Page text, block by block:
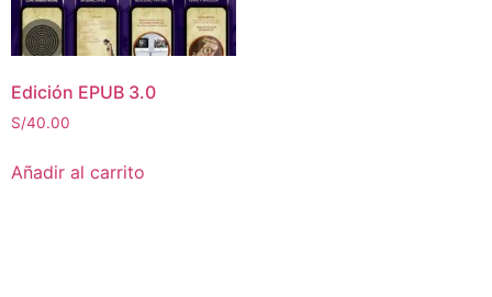
Edición EPUB 3.0
S/40.00
Añadir al carrito